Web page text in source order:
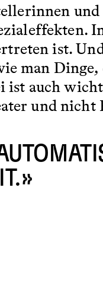
ist.
man Dinge,
auch
und nicht